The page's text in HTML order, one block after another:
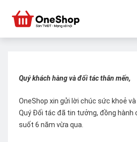
Quý khách hàng và đối tác thân mến,
OneShop xin gửi lời chúc sức khoẻ
Quý Đối tác đã tin tưởng, đồng hành
suốt 6 năm vừa qua.